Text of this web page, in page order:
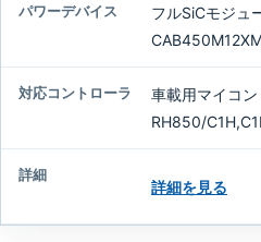
イ
対
応
ン
ト
フルSiCモジュ
車載用マイコン
RH850/
詳細を見る